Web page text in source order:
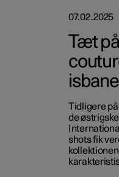
07.02.2025
Tæt på
isbane
Tidligere
de
shots fik